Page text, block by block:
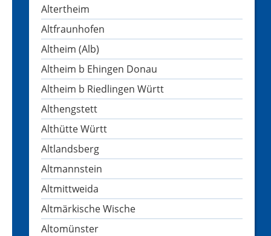
Altertheim
Altfraunhofen
Altheim (Alb)
Altheim b Ehingen Donau
Altheim b Riedlingen Württ
Althengstett
Althütte Württ
Altlandsberg
Altmannstein
Altmittweida
Altmärkische Wische
Altomünster